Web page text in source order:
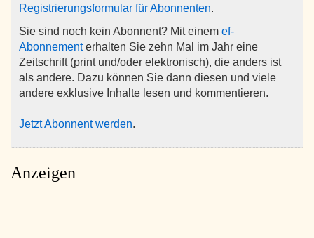
Registrierungsformular für Abonnenten.
Sie sind noch kein Abonnent? Mit einem ef-
Abonnementerhalten Sie zehn Mal im Jahr eine
Zeitschrift (print und/oder elektronisch), die anders ist
als andere. Dazu können Sie dann diesen und viele
andere exklusive Inhalte lesen und kommentieren.
Jetzt Abonnent werden.
Anzeigen